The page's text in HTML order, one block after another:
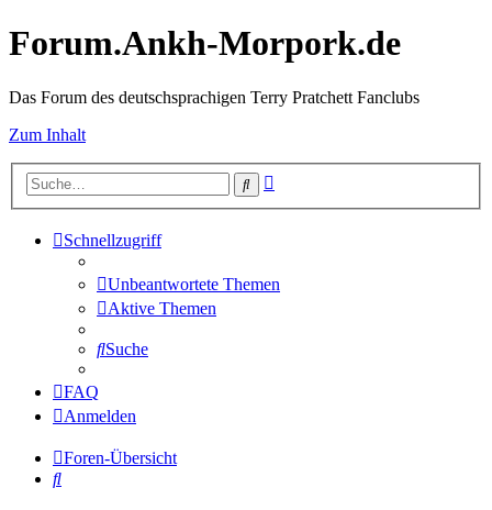
Forum.Ankh-Morpork.de
Das Forum des deutschsprachigen Terry Pratchett Fanclubs
Zum Inhalt
Suche
Schnellzugriff
Unbeantwortete Themen
Aktive Themen
Suche
FAQ
Anmelden
Foren-Übersicht
Suche